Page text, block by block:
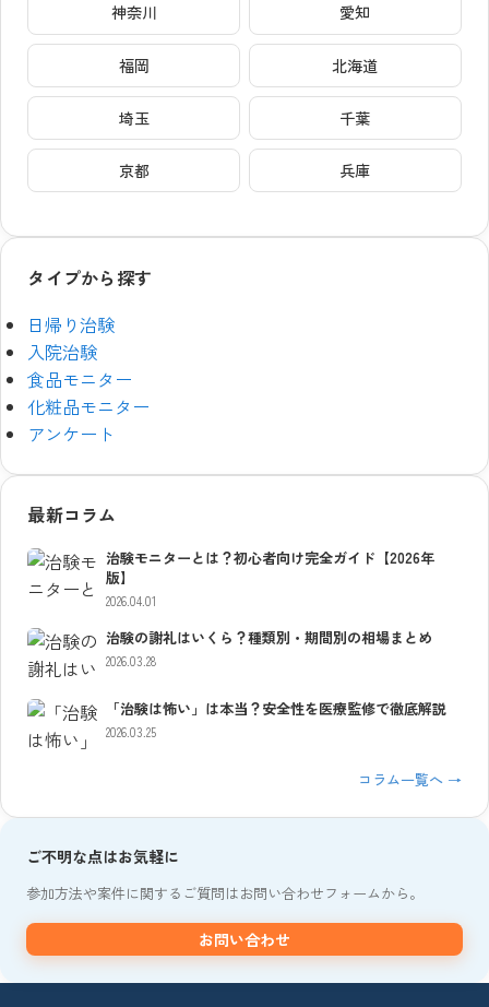
神奈川 愛知
福岡 北海道
埼玉 千葉
京都 兵庫
タイプから探す
日帰り治験
入院治験
食品モニター
化粧品モニター
アンケート
最新コラム
治験モニターとは？初心者向け完全ガイド【2026年
版】
2026.04.01
治験の謝礼はいくら？種類別・期間別の相場まとめ
2026.03.28
「治験は怖い」は本当？安全性を医療監修で徹底解説
2026.03.25
コラム一覧へ →
ご不明な点はお気軽に
参加方法や案件に関するご質問はお問い合わせフォームから。
お問い合わせ